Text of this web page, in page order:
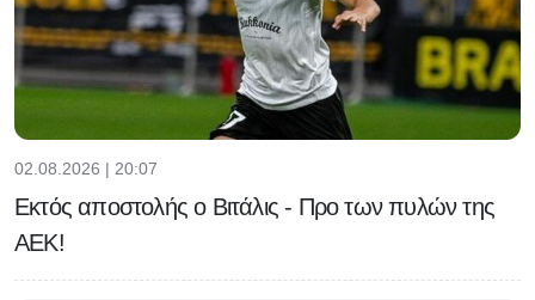
02.08.2026 | 20:07
Εκτός αποστολής ο Βιτάλις - Προ των πυλών της
ΑΕΚ!